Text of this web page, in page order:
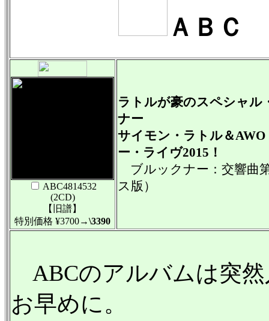
ＡＢＣ
ABC4814532
(2CD)
【旧譜】
特別価格 ¥3700→\3390
ラトルが豪のスペシャル
ナー
サイモン・ラトル＆
ー・ライヴ2015！
ブルックナー：交響曲
ス版）
ABCのアルバムは突
お早めに。